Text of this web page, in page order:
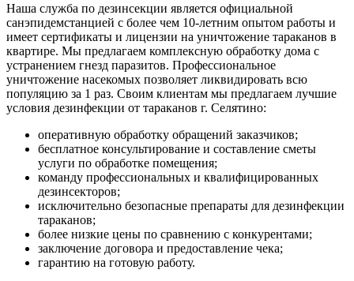
Наша служба по дезинсекции является официальной
санэпидемстанцией с более чем 10-летним опытом работы и
имеет сертификаты и лицензии на уничтожение тараканов в
квартире. Мы предлагаем комплексную обработку дома с
устранением гнезд паразитов. Профессиональное
уничтожение насекомых позволяет ликвидировать всю
популяцию за 1 раз. Своим клиентам мы предлагаем лучшие
условия дезинфекции от тараканов г. Селятино:
оперативную обработку обращений заказчиков;
бесплатное консультирование и составление сметы
услуги по обработке помещения;
команду профессиональных и квалифицированных
дезинсекторов;
исключительно безопасные препараты для дезинфекции
тараканов;
более низкие цены по сравнению с конкурентами;
заключение договора и предоставление чека;
гарантию на готовую работу.